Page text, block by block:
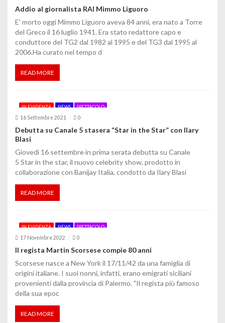
l
i
Addio al giornalista RAI Mimmo Liguoro
E' morto oggi Mimmo Liguoro aveva 84 anni, era nato a Torre
del Greco il 16 luglio 1941. Era stato redattore capo e
conduttore del TG2 dal 1982 al 1995 e del TG3 dal 1995 al
2006.Ha curato nel tempo d
READ MORE
IN EVIDENZA NEWS SPETTACOLO
16 Settembre 2021 0
Debutta su Canale 5 stasera “Star in the Star” con Ilary
Blasi
Giovedì 16 settembre in prima serata debutta su Canale
5 Star in the star, il nuovo celebrity show, prodotto in
collaborazione con Banijay Italia, condotto da Ilary Blasi
READ MORE
IN EVIDENZA NEWS SPETTACOLO
17 Novembre 2022 0
Il regista Martin Scorsese compie 80 anni
Scorsese nasce a New York il 17/11/42 da una famiglia di
origini italiane. I suoi nonni, infatti, erano emigrati siciliani
provenienti dalla provincia di Palermo. "Il regista più famoso
della sua epoc
READ MORE